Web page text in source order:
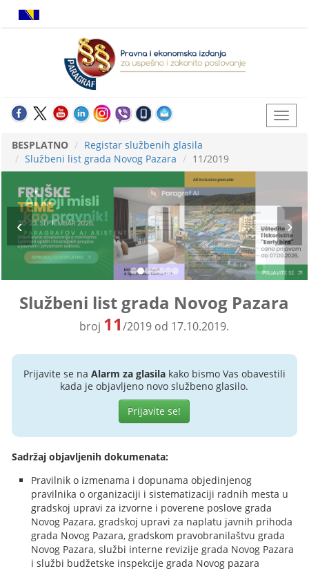
BESPLATNO
Registar službenih glasila
Službeni list grada Novog Pazara
11/2019
Službeni list grada Novog Pazara
broj 11/2019 od 17.10.2019.
Prijavite se na Alarm za glasilakako bismo Vas obavestili
kada je objavljeno novo službeno glasilo.
Prijavite se!
Sadržaj objavljenih dokumenata:
Pravilnik o izmenama i dopunama objedinjenog
pravilnika o organizaciji i sistematizaciji radnih mesta u
gradskoj upravi za izvorne i poverene poslove grada
Novog Pazara, gradskoj upravi za naplatu javnih prihoda
grada Novog Pazara, gradskom pravobranilaštvu grada
Novog Pazara, službi interne revizije grada Novog Pazara
i službi budžetske inspekcije grada Novog pazara